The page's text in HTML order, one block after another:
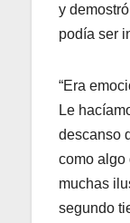
y
podía ser
“Era
Le
descanso
como algo
muchas
segundo